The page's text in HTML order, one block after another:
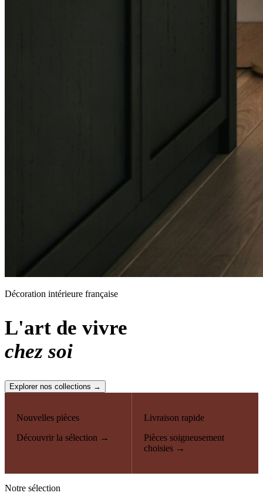
Décoration intérieure française
L'art de vivre
chez soi
Explorer nos collections →
Nouvelles pièces
Découvrir la sélection →
Livraison rapide
Pièces soigneusement
choisies →
Notre sélection